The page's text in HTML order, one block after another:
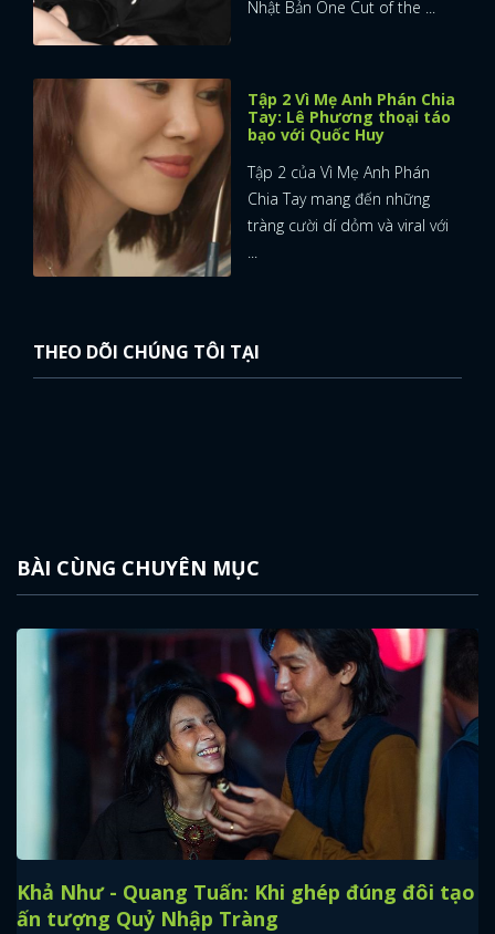
Nhật Bản One Cut of the ...
Tập 2 Vì Mẹ Anh Phán Chia
Tay: Lê Phương thoại táo
bạo với Quốc Huy
Tập 2 của Vì Mẹ Anh Phán
Chia Tay mang đến những
tràng cười dí dỏm và viral với
...
THEO DÕI CHÚNG TÔI TẠI
BÀI CÙNG CHUYÊN MỤC
Khả Như - Quang Tuấn: Khi ghép đúng đôi tạo
ấn tượng Quỷ Nhập Tràng